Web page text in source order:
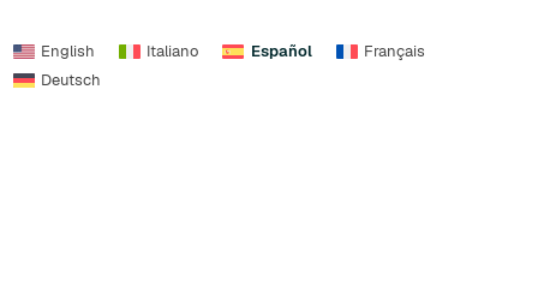
English Italiano Español
Français
Deutsch